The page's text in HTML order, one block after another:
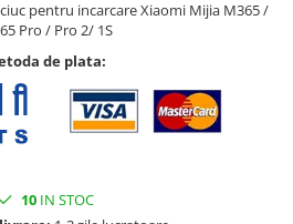
si afisare
pentru incarcare Xiaomi Mijia M365 /
Pro / Pro 2/ 1S
de plata:
10IN STOC